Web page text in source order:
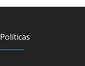
Políticas